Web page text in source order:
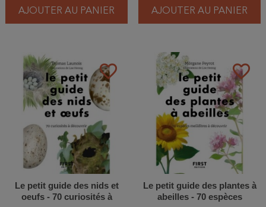
AJOUTER AU PANIER AJOUTER AU PANIER
favorite_border
Le petit guide des nids et
oeufs - 70 curiosités à
favorite_border
Le petit guide des plantes à
abeilles - 70 espèces